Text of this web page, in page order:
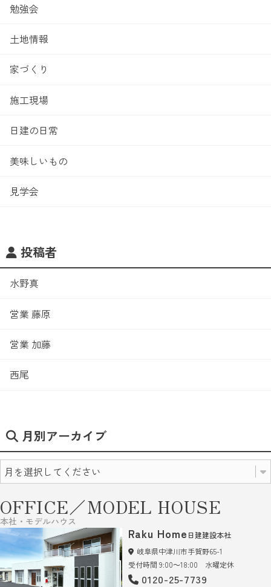
勉強会
土地情報
家づくり
施工現場
日建の日常
美味しいもの
見学会
投稿者
水野真
営業 藤原
営業 加藤
西尾
月別アーカイブ
OFFICE／MODEL HOUSE
本社・モデルハウス
Raku Home 日建建設本社
岐阜県中津川市手賀野65-1
受付時間 9:00～18:00 水曜定休
0120-25-7739